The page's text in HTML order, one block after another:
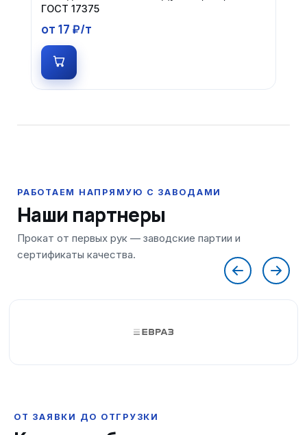
ГОСТ 17375
от 17 ₽/т
Наши партнеры
ОТ ЗАЯВКИ ДО ОТГРУЗКИ